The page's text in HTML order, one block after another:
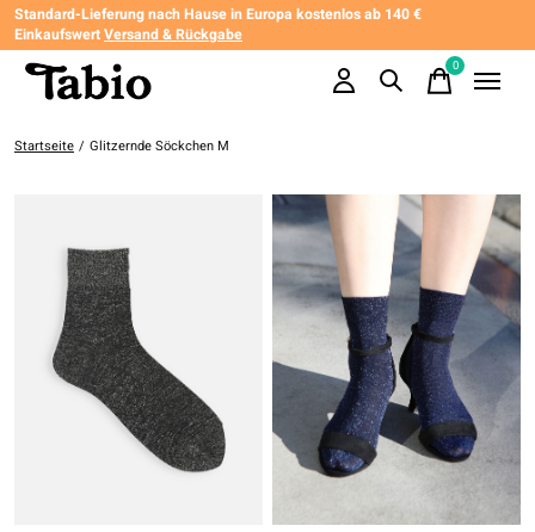
Standard-Lieferung nach Hause in Europa kostenlos ab 140 €
EinkaufswertVersand & Rückgabe
0items
Startseite / Glitzernde Söckchen M